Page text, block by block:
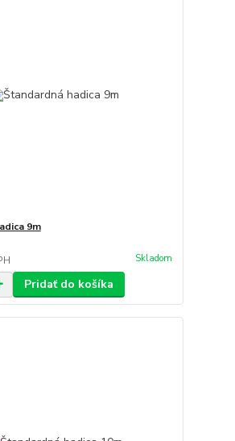
9m
Skladom
Pridať do košíka